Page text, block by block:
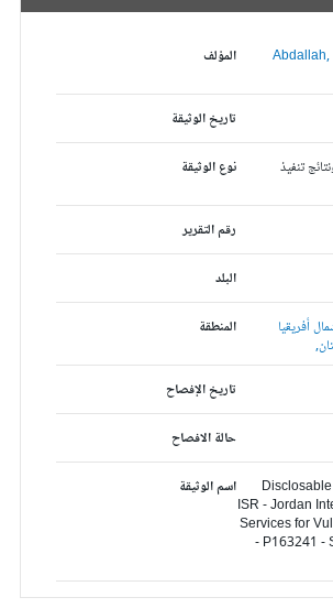
المؤلف
تاريخ الوثيقة
نوع الوثيقة
تنفيذ
رقم التقرير
البلد
المنطقة
أفريقيا
تاريخ الإفصاح
حالة الافصاح
اسم الوثيقة
ISR - Jordan
Services for
- P163241 -